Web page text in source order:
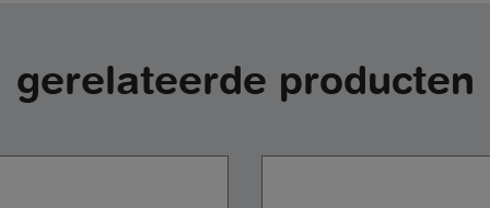
gerelateerde producten